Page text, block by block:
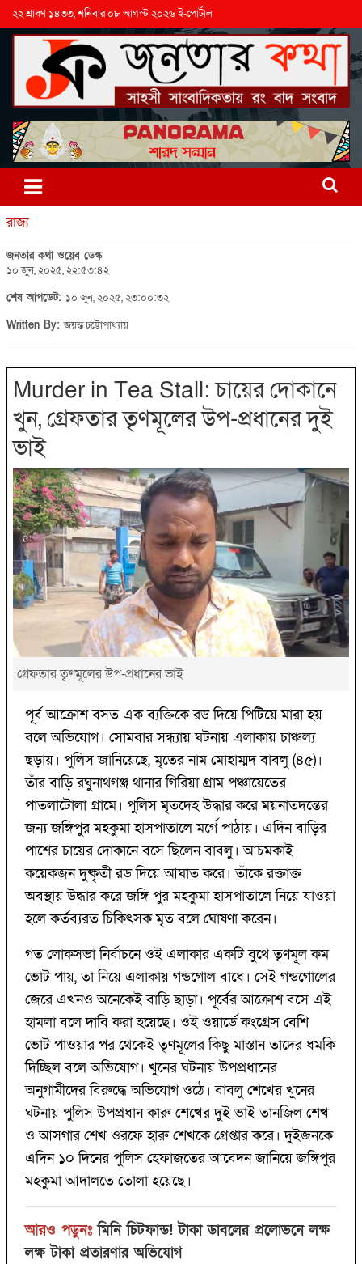
২২ শ্রাবণ ১৪৩৩, শনিবার ০৮ আগস্ট ২০২৬ ই-পোর্টাল
রাজ্য
জনতার কথা ওয়েব ডেস্ক
১০ জুন, ২০২৫, ২২:৫৩:৪২
শেষ আপডেট: ১০ জুন, ২০২৫, ২৩:০০:৩২
Written By:জয়ন্ত চট্টোপাধ্যায়
Murder in Tea Stall: চায়ের দোকানে
খুন, গ্রেফতার তৃণমূলের উপ-প্রধানের দুই
ভাই
গ্রেফতার তৃণমূলের উপ-প্রধানের ভাই
পূর্ব আক্রোশ বসত এক ব্যক্তিকে রড দিয়ে পিটিয়ে মারা হয়
বলে অভিযোগ। সোমবার সন্ধ্যায় ঘটনায় এলাকায় চাঞ্চল্য
ছড়ায়। পুলিস জানিয়েছে, মৃতের নাম মোহাম্মদ বাবলু (৪৫)।
তাঁর বাড়ি রঘুনাথগঞ্জ থানার গিরিয়া গ্রাম পঞ্চায়েতের
পাতলাটোলা গ্রামে। পুলিস মৃতদেহ উদ্ধার করে ময়নাতদন্তের
জন্য জঙ্গিপুর মহকুমা হাসপাতালে মর্গে পাঠায়। এদিন বাড়ির
পাশের চায়ের দোকানে বসে ছিলেন বাবলু। আচমকাই
কয়েকজন দুষ্কৃতী রড দিয়ে আঘাত করে। তাঁকে রক্তাক্ত
অবস্থায় উদ্ধার করে জঙ্গি পুর মহকুমা হাসপাতালে নিয়ে যাওয়া
হলে কর্তব্যরত চিকিৎসক মৃত বলে ঘোষণা করেন।
গত লোকসভা নির্বাচনে ওই এলাকার একটি বুথে তৃণমূল কম
ভোট পায়, তা নিয়ে এলাকায় গন্ডগোল বাধে। সেই গন্ডগোলের
জেরে এখনও অনেকেই বাড়ি ছাড়া। পূর্বের আক্রোশ বসে এই
হামলা বলে দাবি করা হয়েছে। ওই ওয়ার্ডে কংগ্রেস বেশি
ভোট পাওয়ার পর থেকেই তৃণমূলের কিছু মাস্তান তাদের ধমকি
দিচ্ছিল বলে অভিযোগ। খুনের ঘটনায় উপপ্রধানের
অনুগামীদের বিরুদ্ধে অভিযোগ ওঠে। বাবলু শেখের খুনের
ঘটনায় পুলিস উপপ্রধান কারু শেখের দুই ভাই তানজিল শেখ
ও আসগার শেখ ওরফে হারু শেখকে গ্রেপ্তার করে। দুইজনকে
এদিন ১০ দিনের পুলিস হেফাজতের আবেদন জানিয়ে জঙ্গিপুর
মহকুমা আদালতে তোলা হয়েছে।
আরও পড়ুনঃ মিনি চিটফান্ড! টাকা ডাবলের প্রলোভনে লক্ষ
লক্ষ টাকা প্রতারণার অভিযোগ